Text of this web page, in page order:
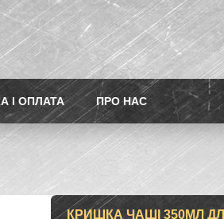
І ОПЛАТА ПРО НАС
КРИШКА ЧАШІ 350МЛ